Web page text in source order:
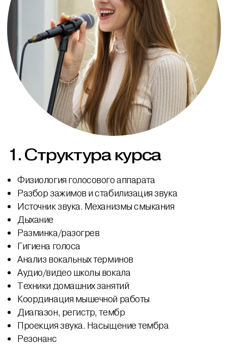
1. Структура курса
Физиология голосового аппарата
Разбор зажимов и стабилизация звука
Источник звука. Механизмы смыкания
Дыхание
Разминка/разогрев
Гигиена голоса
Анализ вокальных терминов
Аудио/видео школы вокала
Техники домашних занятий
Координация мышечной работы
Диапазон, регистр, тембр
Проекция звука. Насыщение тембра
Резонанс